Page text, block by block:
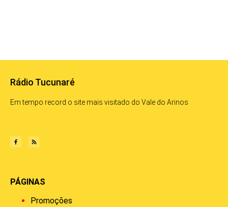
Rádio Tucunaré
Em tempo record o site mais visitado do Vale do Arinos
PÁGINAS
Promoções